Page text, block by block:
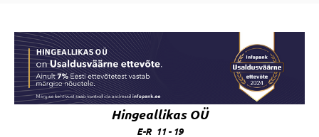
Hingeallikas OÜ
E-R 11 - 19